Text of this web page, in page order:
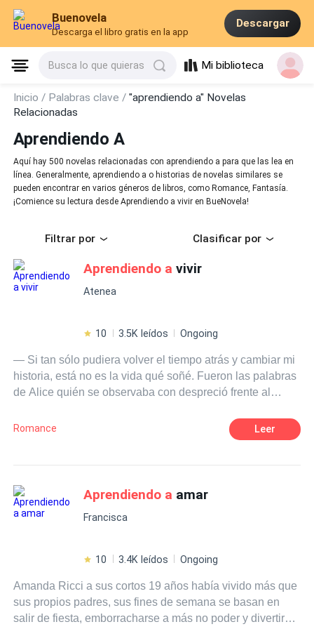
Buenovela
Descarga el libro gratis en la app
Descargar
Busca lo que quieras Mi biblioteca
Inicio / Palabras clave /"aprendiendo a" Novelas
Relacionadas
Aprendiendo A
Aquí hay 500 novelas relacionadas con aprendiendo a para que las lea en
línea. Generalmente, aprendiendo a o historias de novelas similares se
pueden encontrar en varios géneros de libros, como Romance, Fantasía.
¡Comience su lectura desde Aprendiendo a vivir en BueNovela!
Filtrar por Clasificar por
Aprendiendo a vivir
Atenea
10 3.5K leídos Ongoing
— Si tan sólo pudiera volver el tiempo atrás y cambiar mi
historia, está no es la vida qué soñé. Fueron las palabras
de Alice quién se observaba con despreció frente al
psicológicas sufrió en sus años de escuela media, inicia
un nuevo ciclo escolar y con ello da inició a la vida qué
Romance Leer
Aprendiendo a amar
Francisca
10 3.4K leídos Ongoing
Amanda Ricci a sus cortos 19 años había vivido más que
sus propios padres, sus fines de semana se basan en
salir de fiesta, emborracharse a más no poder y divertirse